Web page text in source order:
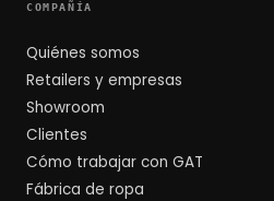
COMPAÑÍA
Quiénes somos
Retailers y empresas
Showroom
Clientes
Cómo trabajar con GAT
Fábrica de ropa